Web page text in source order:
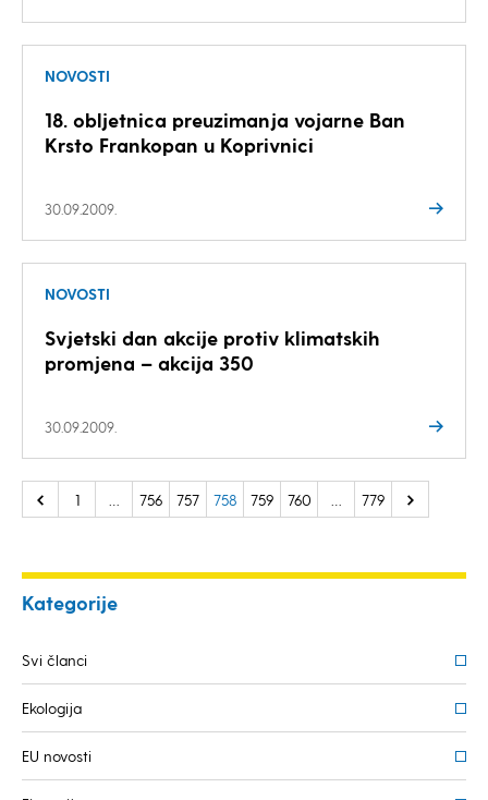
Kategorije
Svi članci
Ekologija
EU novosti
NOVOSTI
18. obljetnica preuzimanja vojarne Ban
Krsto Frankopan u Koprivnici
30.09.2009.
NOVOSTI
Svjetski dan akcije protiv klimatskih
promjena – akcija 350
30.09.2009.
1 756 757 758 759 760 779